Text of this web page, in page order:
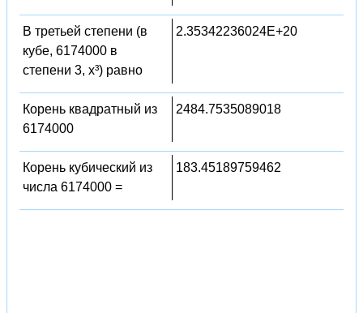
В третьей степени (в
кубе, 6174000 в
степени 3, x³) равно
2.35342236024E+20
Корень квадратный из
6174000
2484.7535089018
Корень кубический из
числа 6174000 =
183.45189759462